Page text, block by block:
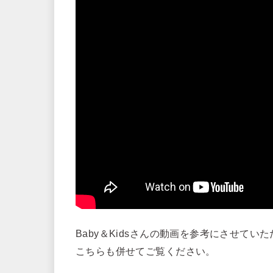
Baby＆Kidsさんの動画を参考にさせていた
こちらも併せてご覧ください。